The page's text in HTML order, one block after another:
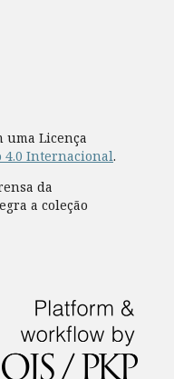
uma Licença
4.0 Internacional.
da
a coleção